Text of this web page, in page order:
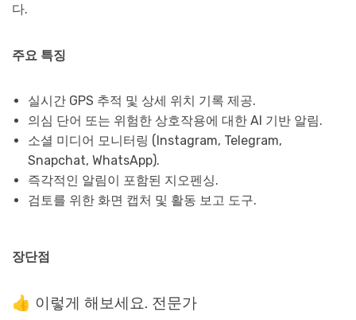
다.
주요 특징
실시간 GPS 추적 및 상세 위치 기록 제공.
의심 단어 또는 위험한 상호작용에 대한 AI 기반 알림.
소셜 미디어 모니터링 (Instagram, Telegram,
Snapchat, WhatsApp).
즉각적인 알림이 포함된 지오펜싱.
검토를 위한 화면 캡처 및 활동 보고 도구.
장단점
👍 이렇게 해보세요. 전문가